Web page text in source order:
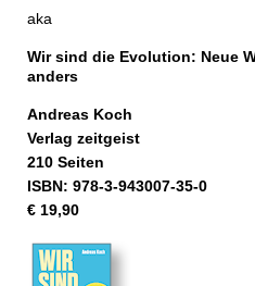
aka
Wir sind die Evolution: Neue
anders
Andreas Koch
Verlag zeitgeist
210 Seiten
ISBN: 978-3-943007-35-0
€ 19,90